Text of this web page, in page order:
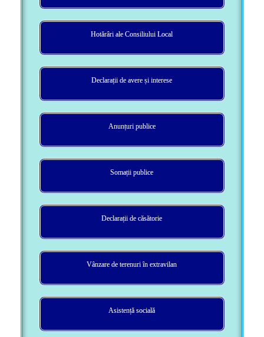
Hotărâri ale Consiliului Local
Declarații de avere și interese
Anunțuri publice
Somații publice
Declarații de căsătorie
Vânzare de terenuri în extravilan
Asistență socială